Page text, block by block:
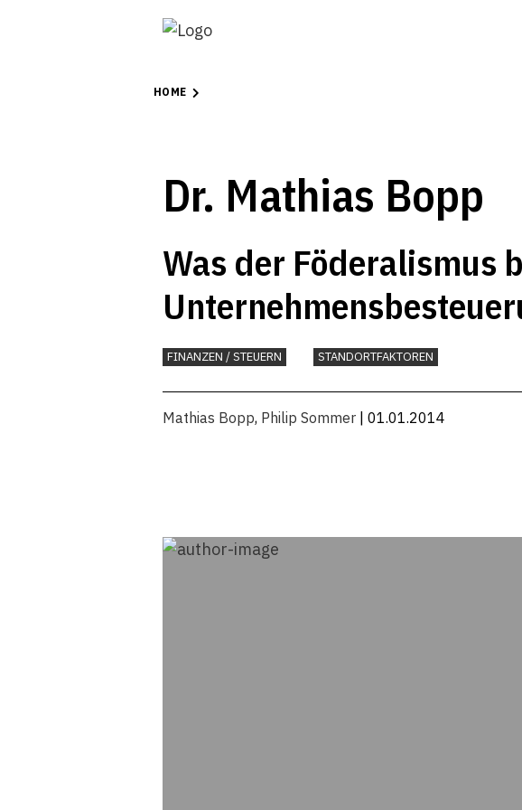
HOME
Dr. Mathias Bopp
Was der Föderalismus
könnte
FINANZEN / STEUERN STANDORTFAKTOREN
Mathias Bopp, Philip Sommer | 01.01.2014